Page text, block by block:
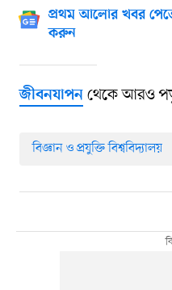
প্রথম আলোর খবর
করুন
জীবনযাপনথেকে আরও
বিজ্ঞান ও প্রযুক্তি বিশ্ববিদ্যালয়